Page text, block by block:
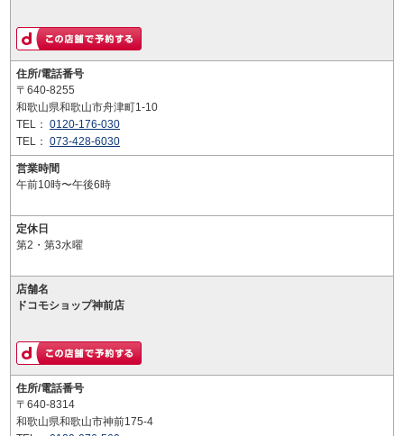
住所/電話番号
〒640-8255
和歌山県和歌山市舟津町1-10
TEL： 0120-176-030
TEL： 073-428-6030
営業時間
午前10時〜午後6時
定休日
第2・第3水曜
店舗名
ドコモショップ神前店
住所/電話番号
〒640-8314
和歌山県和歌山市神前175-4